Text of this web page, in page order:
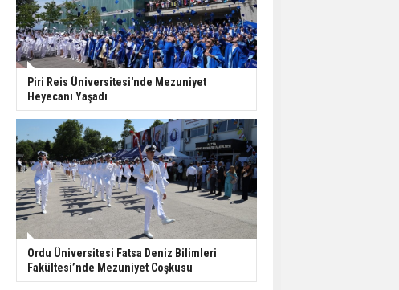
Piri Reis Üniversitesi'nde Mezuniyet
Heyecanı Yaşadı
Ordu Üniversitesi Fatsa Deniz Bilimleri
Fakültesi’nde Mezuniyet Coşkusu